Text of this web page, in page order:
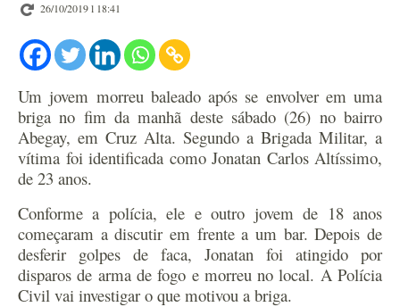
26/10/2019 l 18:41
Um jovem morreu baleado após se envolver em uma
briga no fim da manhã deste sábado (26) no bairro
Abegay, em Cruz Alta. Segundo a Brigada Militar, a
vítima foi identificada como Jonatan Carlos Altíssimo,
de 23 anos.
Conforme a polícia, ele e outro jovem de 18 anos
começaram a discutir em frente a um bar. Depois de
desferir golpes de faca, Jonatan foi atingido por
disparos de arma de fogo e morreu no local. A Polícia
Civil vai investigar o que motivou a briga.